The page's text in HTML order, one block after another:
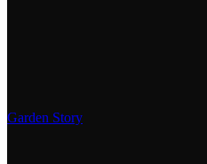
Garden Story